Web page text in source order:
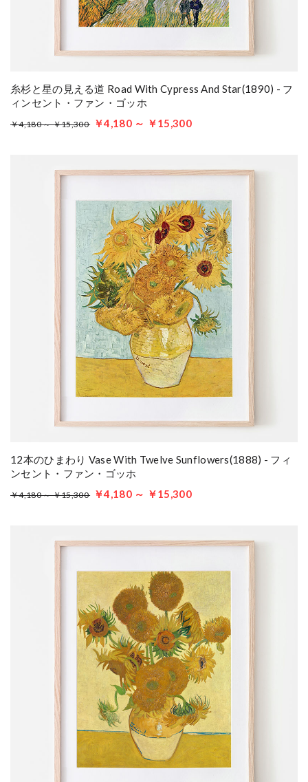
糸杉と星の見える道 Road With Cypress And Star(1890) - フ
ィンセント・ファン・ゴッホ
￥4,180 ～ ￥15,300 ￥4,180 ～ ￥15,300
12本のひまわり Vase With Twelve Sunflowers(1888) - フィ
ンセント・ファン・ゴッホ
￥4,180 ～ ￥15,300 ￥4,180 ～ ￥15,300